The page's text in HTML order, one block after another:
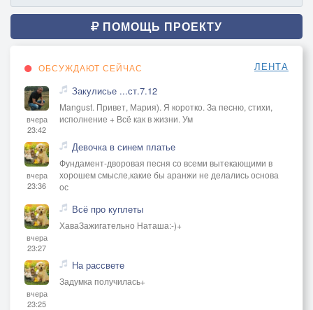
ПОМОЩЬ ПРОЕКТУ
ОБСУЖДАЮТ СЕЙЧАС ЛЕНТА
вчера
23:42
Закулисье ...ст.7.12
Mangust. Привет, Мария). Я коротко. За песню, стихи,
исполнение + Всё как в жизни. Ум
вчера
23:36
Девочка в синем платье
Фундамент-дворовая песня со всеми вытекающими в
хорошем смысле,какие бы аранжи не делались основа
ос
вчера
23:27
Всё про куплеты
ХаваЗажигательно Наташа:-)+
вчера
23:25
На рассвете
Задумка получилась+